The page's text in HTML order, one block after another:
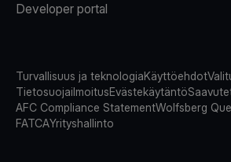
Developer portal
Turvallisuus ja teknologiaKäyttöehdot
TietosuojailmoitusEvästekäytäntö
AFC Compliance StatementWolfsberg
FATCAYrityshallinto